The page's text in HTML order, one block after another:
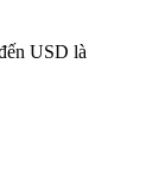
USD là